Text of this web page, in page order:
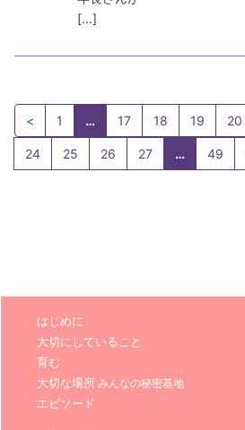
[...]
< 1 … 17 18 19 20
24 25 26 27 … 49
はじめに
大切にしていること
育む
大切な場所 みんなの秘密基地
エピソード